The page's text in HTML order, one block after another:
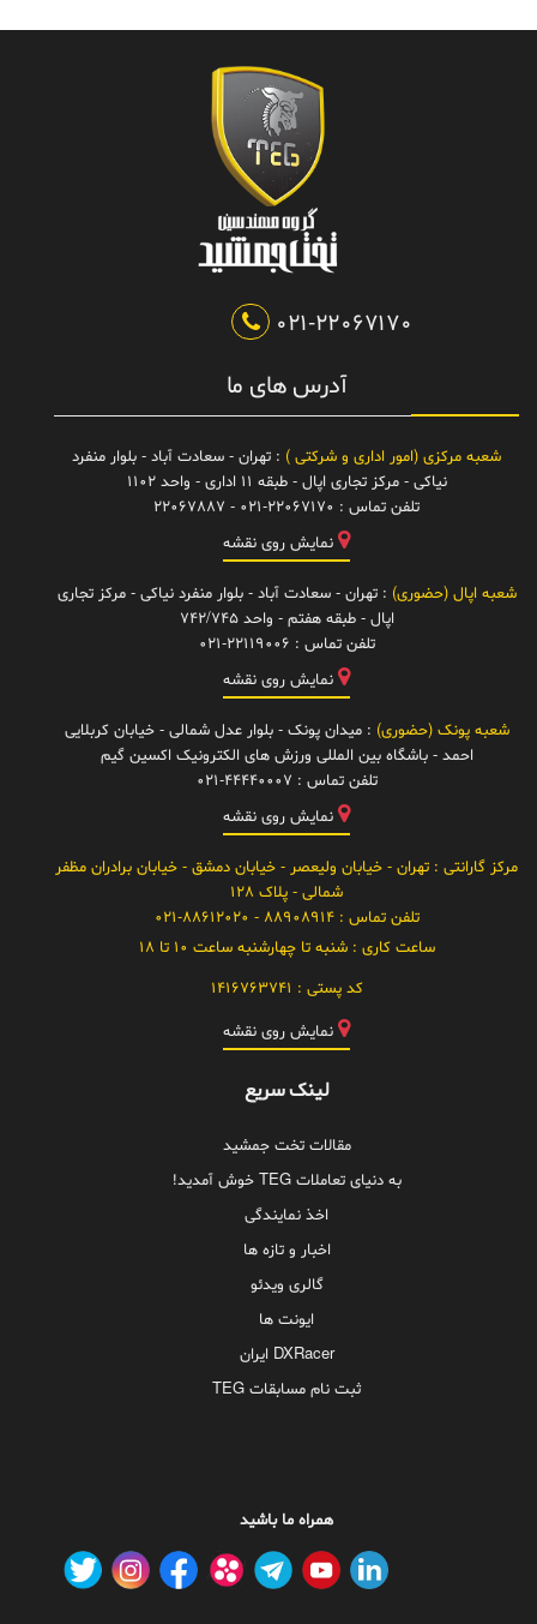
021-22067170
آدرس های ما
شعبه مرکزی (امور اداری و شرکتی ) : تهران - سعادت آباد - بلوار منفرد
نیاکی - مرکز تجاری اپال - طبقه 11 اداری - واحد 1102
تلفن تماس : 021-22067170 - 22067887
نمایش روی نقشه
شعبه اپال (حضوری) : تهران - سعادت آباد - بلوار منفرد نیاکی - مرکز تجاری
اپال - طبقه هفتم - واحد 742/745
تلفن تماس : 021-22119006
نمایش روی نقشه
شعبه پونک (حضوری) : میدان پونک - بلوار عدل شمالی - خیابان کربلایی
احمد - باشگاه بین المللی ورزش های الکترونیک اکسین گیم
تلفن تماس : 021-44440007
نمایش روی نقشه
مرکز گارانتی : تهران - خیابان ولیعصر - خیابان دمشق - خیابان برادران مظفر
شمالی - پلاک 128
تلفن تماس :88908914 - 021-88612020
ساعت کاری :شنبه تا چهارشنبه ساعت 10 تا 18
کد پستی : 1416763741
نمایش روی نقشه
لینک سریع
مقالات تخت جمشید
به دنیای تعاملات TEG خوش آمدید!
اخذ نمایندگی
اخبار و تازه ها
گالری ویدئو
ایونت ها
DXRacer ایران
ثبت نام مسابقات TEG
همراه ما باشید